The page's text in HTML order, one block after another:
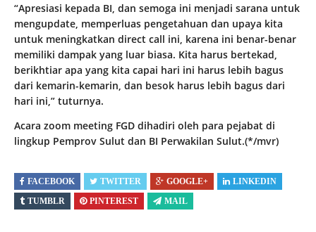
“Apresiasi kepada BI, dan semoga ini menjadi sarana untuk
mengupdate, memperluas pengetahuan dan upaya kita
untuk meningkatkan direct call ini, karena ini benar-benar
memiliki dampak yang luar biasa. Kita harus bertekad,
berikhtiar apa yang kita capai hari ini harus lebih bagus
dari kemarin-kemarin, dan besok harus lebih bagus dari
hari ini,” tuturnya.
Acara zoom meeting FGD dihadiri oleh para pejabat di
lingkup Pemprov Sulut dan BI Perwakilan Sulut.(*/mvr)
FACEBOOK TWITTER GOOGLE+
LINKEDIN
TUMBLR
PINTEREST MAIL